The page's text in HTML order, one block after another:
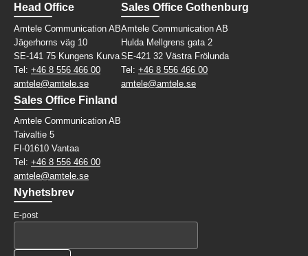
Head Office
Amtele Communication AB
Jägerhorns väg 10
SE-141 75 Kungens Kurva
Tel: +46 8 556 466 00
amtele@amtele.se
Sales Office Gothenburg
Amtele Communication AB
Hulda Mellgrens gata 2
SE-421 32 Västra Frölunda
Tel: +46 8 556 466 00
amtele@amtele.se
Sales Office Finland
Amtele Communication AB
Taivaltie 5
FI-01610 Vantaa
Tel: +46 8 556 466 00
amtele@amtele.se
Nyhetsbrev
E-post